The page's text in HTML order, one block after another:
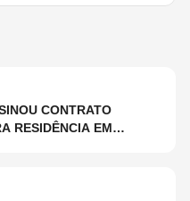
CONTRATO
RESIDÊNCIA EM